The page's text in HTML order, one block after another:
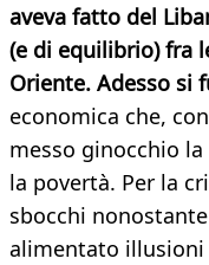
aveva fatto del
(e di equilibrio) fra
Oriente. Adesso si
economica che,
messo ginocchio
la povertà. Per la
sbocchi
alimentato illusioni